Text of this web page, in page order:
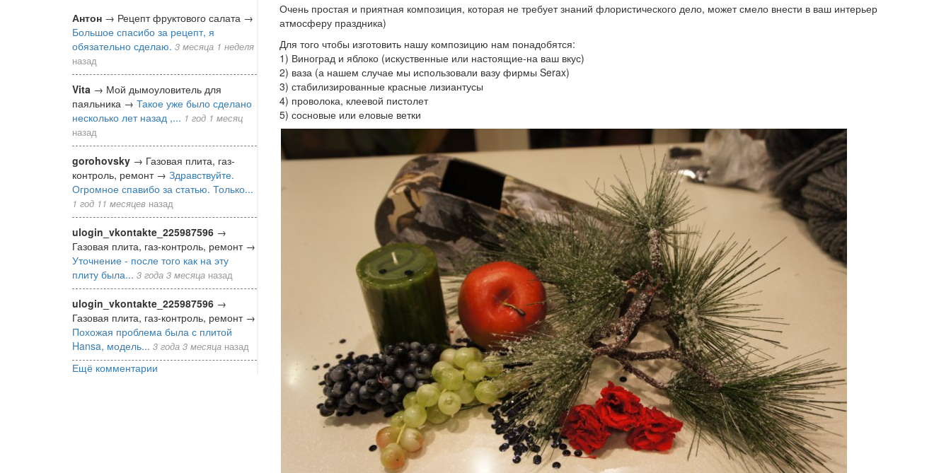
Антон → Рецепт фруктового салата →
Большое спасибо за рецепт, я
обязательно сделаю. 3 месяца 1 неделя
назад
Vita → Мой дымоуловитель для
паяльника → Такое уже было сделано
несколько лет назад ,... 1 год 1 месяц
назад
gorohovsky → Газовая плита, газ-
контроль, ремонт → Здравствуйте.
Огромное спавибо за статью. Только...
1 год 11 месяцев назад
ulogin_vkontakte_225987596 →
Газовая плита, газ-контроль, ремонт →
Уточнение - после того как на эту
плиту была... 3 года 3 месяца назад
ulogin_vkontakte_225987596 →
Газовая плита, газ-контроль, ремонт →
Похожая проблема была с плитой
Hansa, модель... 3 года 3 месяца назад
Ещё комментарии
Очень простая и приятная композиция, которая не требует знаний флористического дело, может смело внести в ваш интерьер
атмосферу праздника)
Для того чтобы изготовить нашу композицию нам понадобятся:
1) Виноград и яблоко (искуственные или настоящие-на ваш вкус)
2) ваза (а нашем случае мы использовали вазу фирмы Serax)
3) стабилизированные красные лизиантусы
4) проволока, клеевой пистолет
5) сосновые или еловые ветки